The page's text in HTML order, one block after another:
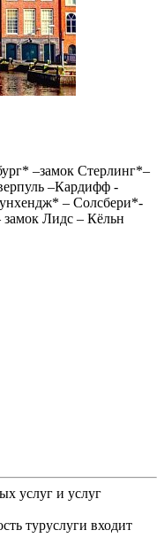
–замок Стерлинг*–
–Кардифф -
– Солсбери*-
Лидс – Кёльн
услуг и услуг
туруслуги входит